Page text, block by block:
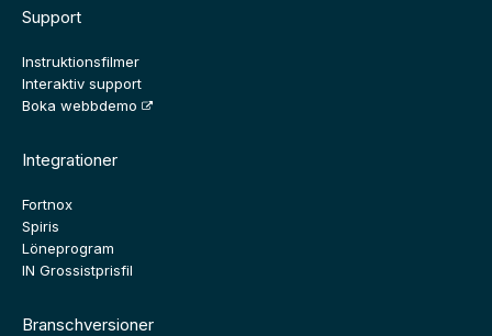
Support
Instruktionsfilmer
Interaktiv support
Boka webbdemo
Integrationer
Fortnox
Spiris
Löneprogram
IN Grossistprisfil
Branschversioner